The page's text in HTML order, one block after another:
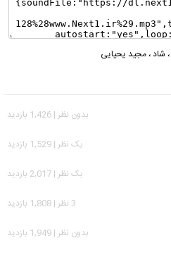
، شاد، مجید یحیایی
بدون نظر | 1,426 بازدید
يک نظر | 1,529 بازدید
يک نظر | 2,017 بازدید
3 نظر | 1,808 بازدید
بدون نظر | 1,949 بازدید